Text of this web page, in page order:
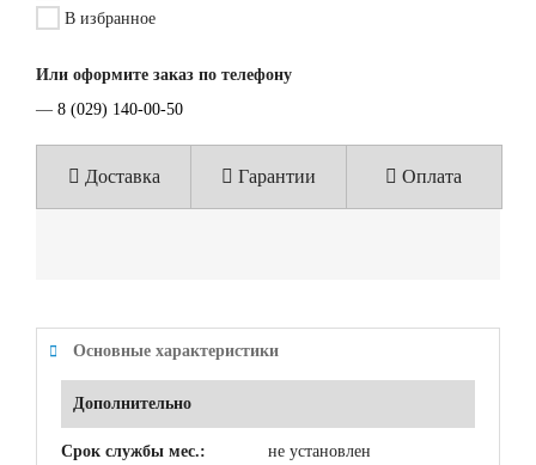
В избранное
Или оформите заказ по телефону
— 8 (029) 140-00-50
Доставка Гарантии Оплата
Основные характеристики
Дополнительно
Срок службы мес.: не установлен